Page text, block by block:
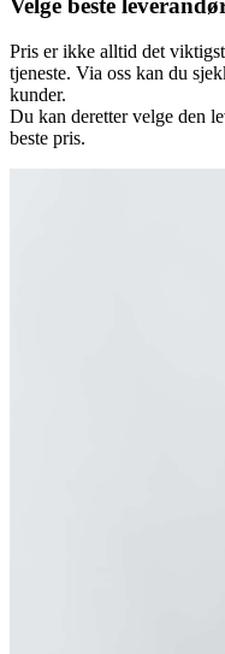
Pris er ikke alltid det
tjeneste. Via oss kan du
kunder.
Du kan deretter velge den
beste pris.